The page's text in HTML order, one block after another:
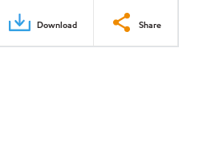
Download Share